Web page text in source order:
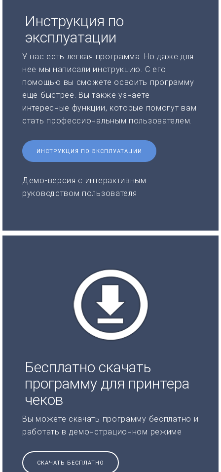
Инструкция по
эксплуатации
У нас есть легкая программа. Но даже для
нее мы написали инструкцию. С его
помощью вы сможете освоить программу
еще быстрее. Вы также узнаете
интересные функции, которые помогут вам
стать профессиональным пользователем.
ИНСТРУКЦИЯ ПО ЭКСПЛУАТАЦИИ
Демо-версия с интерактивным
руководством пользователя
Бесплатно скачать
программу для принтера
чеков
Вы можете скачать программу бесплатно и
работать в демонстрационном режиме
СКАЧАТЬ БЕСПЛАТНО